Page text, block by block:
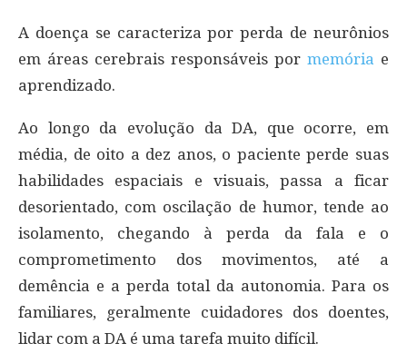
A doença se caracteriza por perda de neurônios
em áreas cerebrais responsáveis por memória e
aprendizado.
Ao longo da evolução da DA, que ocorre, em
média, de oito a dez anos, o paciente perde suas
habilidades espaciais e visuais, passa a ficar
desorientado, com oscilação de humor, tende ao
isolamento, chegando à perda da fala e o
comprometimento dos movimentos, até a
demência e a perda total da autonomia. Para os
familiares, geralmente cuidadores dos doentes,
lidar com a DA é uma tarefa muito difícil.